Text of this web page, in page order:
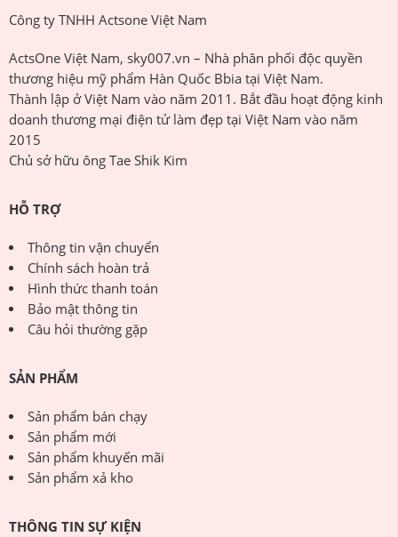
Công ty TNHH Actsone Việt Nam
ActsOne Việt Nam, sky007.vn – Nhà phân phối độc quyền
thương hiệu mỹ phẩm Hàn Quốc Bbia tại Việt Nam.
Thành lập ở Việt Nam vào năm 2011. Bắt đầu hoạt động kinh
doanh thương mại điện tử làm đẹp tại Việt Nam vào năm
2015
Chủ sở hữu ông Tae Shik Kim
HỖ TRỢ
Thông tin vận chuyển
Chính sách hoàn trả
Hình thức thanh toán
Bảo mật thông tin
Câu hỏi thường gặp
SẢN PHẨM
Sản phẩm bán chạy
Sản phẩm mới
Sản phẩm khuyến mãi
Sản phẩm xả kho
THÔNG TIN SỰ KIỆN